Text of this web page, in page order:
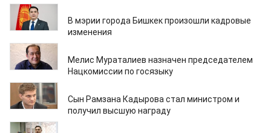
13.04.2024
В мэрии города Бишкек произошли кадровые
изменения
05.03.2024
Мелис Мураталиев назначен председателем
Нацкомиссии по госязыку
18.02.2024
Сын Рамзана Кадырова стал министром и
получил высшую награду
21.01.2024